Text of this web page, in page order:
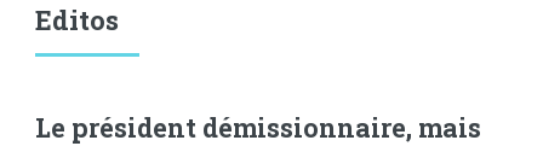
Editos
Le président démissionnaire, mais